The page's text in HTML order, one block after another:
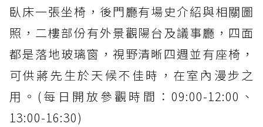
臥床一張坐椅，後門廳有場史介紹與相關圖
照，二樓部份有外景觀陽台及議事廳，四面
都是落地玻璃窗，視野清晰四週並有座椅，
可供蔣先生於天候不佳時，在室內漫步之
用。(每日開放參觀時間：09:00-12:00、
13:00-16:30)